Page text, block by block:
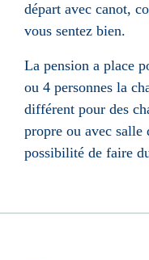
départ avec canot,
vous sentez bien.
La pension a place
ou 4 personnes la
différent pour des
propre ou avec
possibilité de faire